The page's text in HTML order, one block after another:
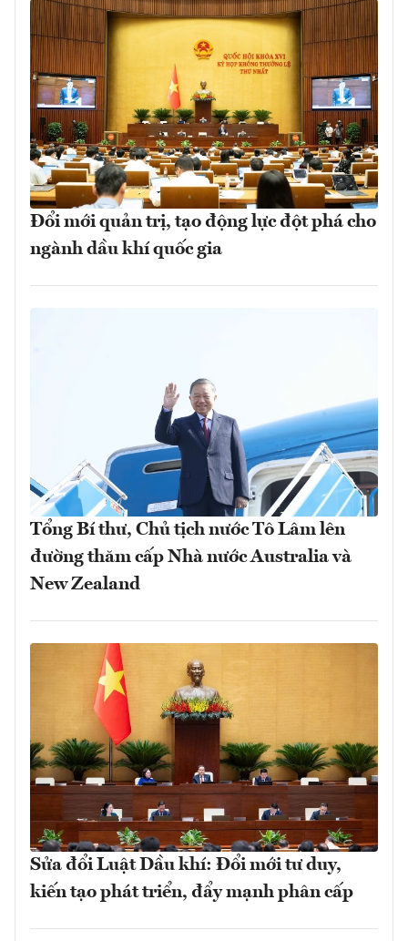
Đổi mới quản trị, tạo động lực đột phá cho
ngành dầu khí quốc gia
Tổng Bí thư, Chủ tịch nước Tô Lâm lên
đường thăm cấp Nhà nước Australia và
New Zealand
Sửa đổi Luật Dầu khí: Đổi mới tư duy,
kiến tạo phát triển, đẩy mạnh phân cấp